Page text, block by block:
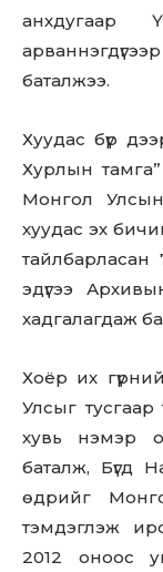
анхдугаар
баталжээ.
Хуудас бүр
Хурлын
Монгол
хуудас эх
тайлбарласан
эдүгээ
хадгалагдаж
Хоёр их
Улсыг
хувь нэмэр
баталж, Бүгд
өдрийг
тэмдэглэж
2012 оноос